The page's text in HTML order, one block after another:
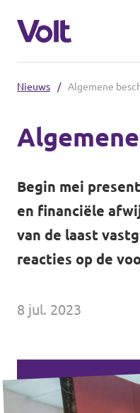
Nederlands
Volt
Volt Nederland
Over Volt
Mensen
Nieuws
Nieuws / Algemene
Begin mei
en financiële
van de laast
reacties op de
8 jul. 2023